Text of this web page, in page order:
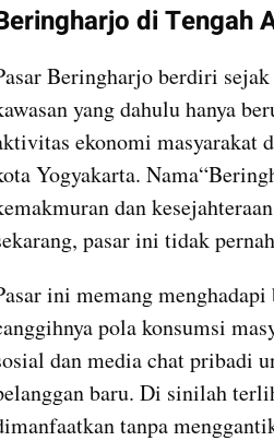
di Tengah
Beringharjo berdiri
yang dahulu hanya
ekonomi masyarakat
Yogyakarta.
dan
pasar ini tidak
ini memang
pola konsumsi
dan media chat pribadi
baru. Di sinilah
tanpa